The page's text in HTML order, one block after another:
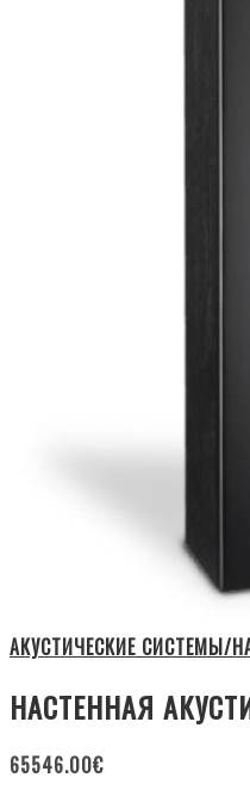
АКУСТИЧЕСКИЕ СИСТЕМЫ/
НАСТЕННАЯ
65546.00€